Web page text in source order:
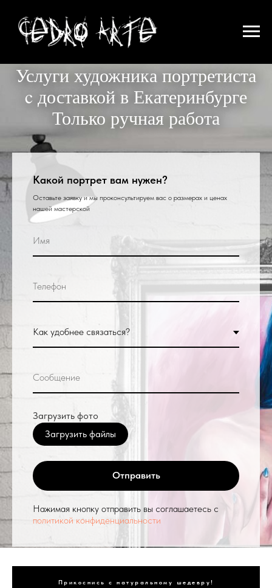
Услуги художника портретиста
c доставкой в Екатеринбурге
Только ручная работа
Какой портрет вам нужен?
Оставьте заявку и мы проконсультируем вас о размерах и ценах
нашей мастерской
Загрузить фото
Загрузить файлы
Отправить
Нажимая кнопку отправить вы соглашаетесь с
политикой конфиденциальности
Прикоснись с натуральному шедевру!